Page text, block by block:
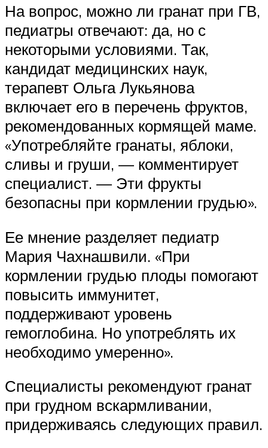
На вопрос, можно ли гранат при ГВ,
педиатры отвечают: да, но с
некоторыми условиями. Так,
кандидат медицинских наук,
терапевт Ольга Лукьянова
включает его в перечень фруктов,
рекомендованных кормящей маме.
«Употребляйте гранаты, яблоки,
сливы и груши, — комментирует
специалист. — Эти фрукты
безопасны при кормлении грудью».
Ее мнение разделяет педиатр
Мария Чахнашвили. «При
кормлении грудью плоды помогают
повысить иммунитет,
поддерживают уровень
гемоглобина. Но употреблять их
необходимо умеренно».
Специалисты рекомендуют гранат
при грудном вскармливании,
придерживаясь следующих правил.